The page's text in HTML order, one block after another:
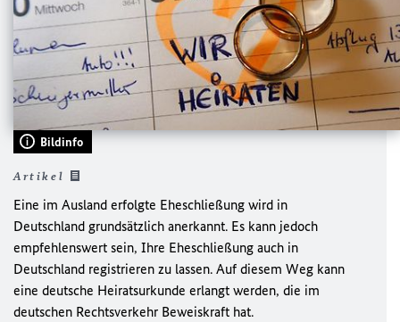
Bildinfo
Artikel
Eine im Ausland erfolgte Eheschließung wird in
Deutschland grundsätzlich anerkannt. Es kann jedoch
empfehlenswert sein, Ihre Eheschließung auch in
Deutschland registrieren zu lassen. Auf diesem Weg kann
eine deutsche Heiratsurkunde erlangt werden, die im
deutschen Rechtsverkehr Beweiskraft hat.